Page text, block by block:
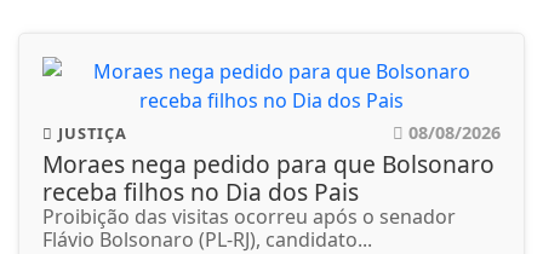
JUSTIÇA 08/08/2026
Moraes nega pedido para que Bolsonaro
receba filhos no Dia dos Pais
Proibição das visitas ocorreu após o senador
Flávio Bolsonaro (PL-RJ), candidato...